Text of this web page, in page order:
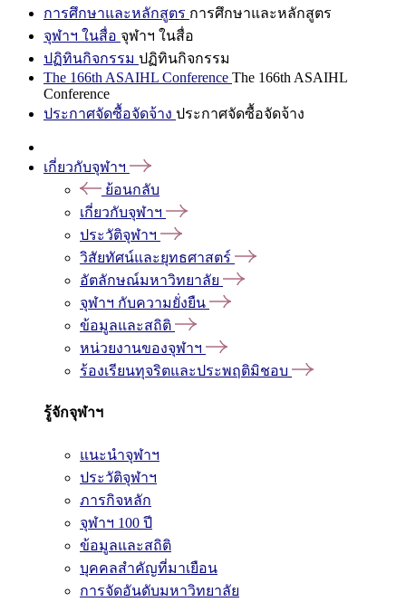
การศึกษาและหลักสูตร การศึกษาและหลักสูตร
จุฬาฯ ในสื่อ จุฬาฯ ในสื่อ
ปฏิทินกิจกรรม ปฏิทินกิจกรรม
The 166th ASAIHL Conference The 166th ASAIHL
Conference
ประกาศจัดซื้อจัดจ้าง ประกาศจัดซื้อจัดจ้าง
เกี่ยวกับจุฬาฯ
ย้อนกลับ
เกี่ยวกับจุฬาฯ
ประวัติจุฬาฯ
วิสัยทัศน์และยุทธศาสตร์
อัตลักษณ์มหาวิทยาลัย
จุฬาฯ กับความยั่งยืน
ข้อมูลและสถิติ
หน่วยงานของจุฬาฯ
ร้องเรียนทุจริตและประพฤติมิชอบ
รู้จักจุฬาฯ
แนะนำจุฬาฯ
ประวัติจุฬาฯ
ภารกิจหลัก
จุฬาฯ 100 ปี
ข้อมูลและสถิติ
บุคคลสำคัญที่มาเยือน
การจัดอันดับมหาวิทยาลัย